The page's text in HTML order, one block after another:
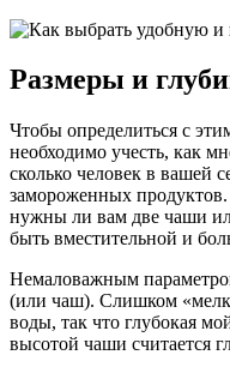
Размеры и
Чтобы определиться с
необходимо учесть, как
сколько человек в вашей
замороженных
нужны ли вам две чаши
быть вместительной и
Немаловажным
(или чаш). Слишком
воды, так что глубокая
высотой чаши считается